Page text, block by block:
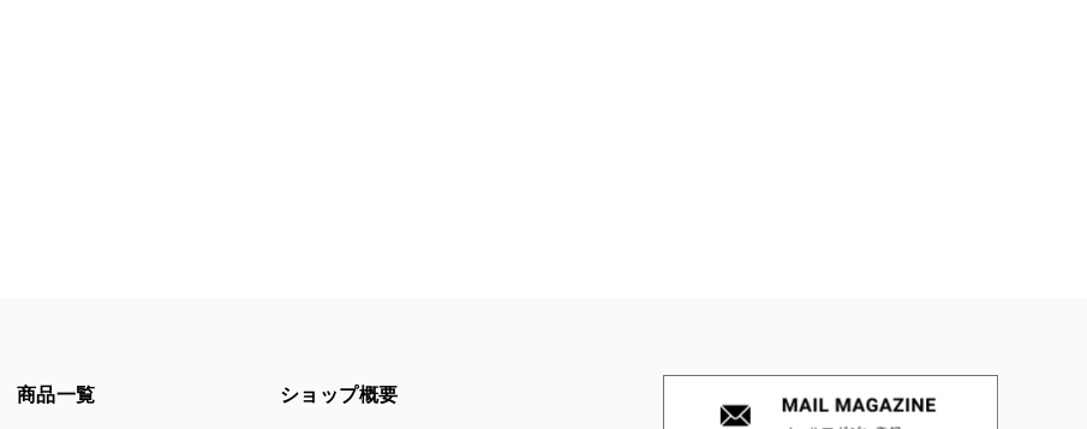
商品一覧 ショップ概要